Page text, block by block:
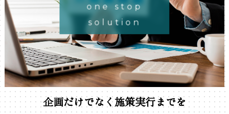
企画だけでなく施策実行までを
one stop
solution